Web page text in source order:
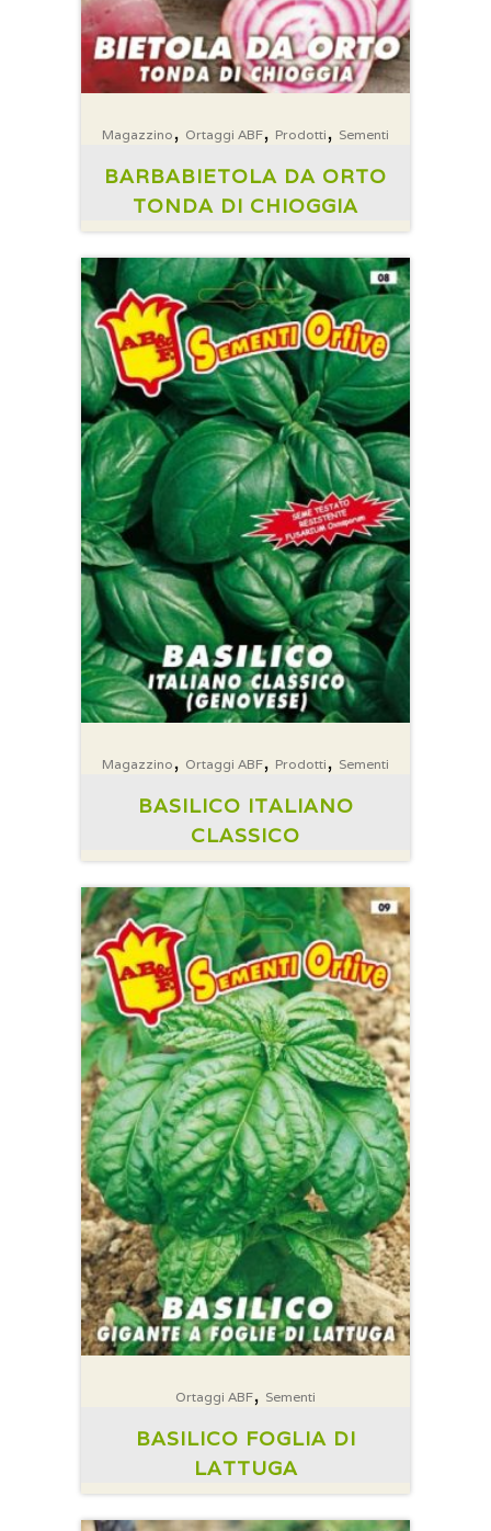
Magazzino , Ortaggi ABF, Prodotti , Sementi
BARBABIETOLA DA ORTO
TONDA DI CHIOGGIA
Magazzino , Ortaggi ABF, Prodotti , Sementi
BASILICO ITALIANO
CLASSICO
Ortaggi ABF, Sementi
BASILICO FOGLIA DI
LATTUGA